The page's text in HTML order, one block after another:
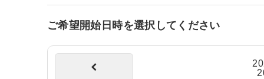
ご希望開始日時を選択してください